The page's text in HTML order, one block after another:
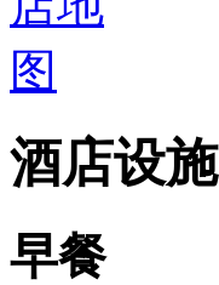
酒店设施
早餐